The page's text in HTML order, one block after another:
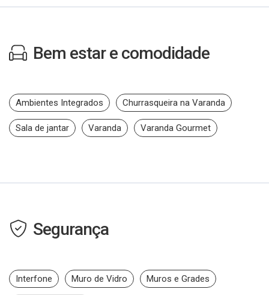
Bem estar e comodidade
Ambientes Integrados Churrasqueira na Varanda
Sala de jantar Varanda Varanda Gourmet
Segurança
Interfone Muro de Vidro Muros e Grades